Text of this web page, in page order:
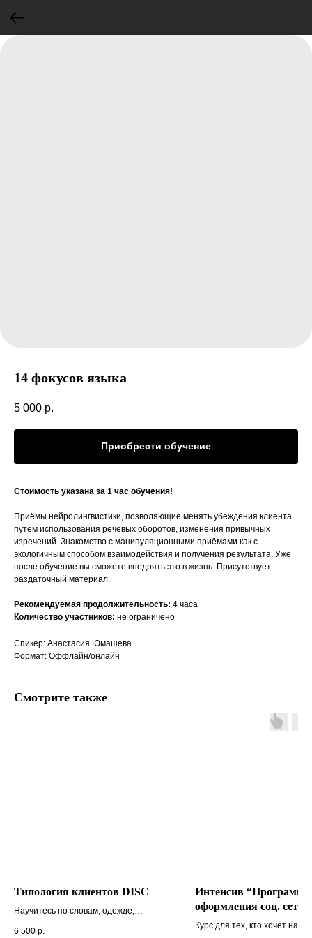
14 фокусов языка
5 000 р.
Приобрести обучение
Стоимость указана за 1 час обучения!
Приёмы нейролингвистики, позволяющие менять убеждения клиента
путём использования речевых оборотов, изменения привычных
изречений. Знакомство с манипуляционными приёмами как с
экологичным способом взаимодействия и получения результата. Уже
после обучение вы сможете внедрять это в жизнь. Присутствует
раздаточный материал.
Рекомендуемая продолжительность: 4 часа
Количество участников: не ограничено
Спикер: Анастасия Юмашева
Формат: Оффлайн/онлайн
Смотрите также
Типология клиентов DISC
Научитесь по словам, одежде,
Найдете самый эффективный способ
6 500 р.
Интенсив
оформления соц. сетей
Canva”
Курс для тех, кто хочет